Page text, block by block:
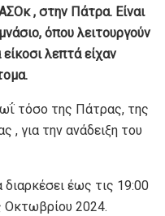
, στην Πάτρα. Είναι
όπου λειτουργούν
λεπτά είχαν
τόσο της Πάτρας, της
, για την ανάδειξη του
διαρκέσει έως τις 19:00
Οκτωβρίου 2024.